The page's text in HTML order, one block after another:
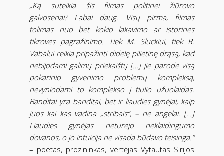
„Ką suteikia šis filmas politinei žiūrovo
galvosenai? Labai daug. Visų pirma, filmas
tolimas nuo bet kokio lakavimo ar istorinės
tikrovės pagražinimo. Tiek M. Sluckiui, tiek R.
Vabalui reikia pripažinti didelę pilietinę drąsą, kad
nebijodami galimų priekaištų […] jie parodė visą
pokarinio gyvenimo problemų kompleksą,
nevyniodami to komplekso į tiulio užuolaidas.
Banditai yra banditai, bet ir liaudies gynėjai, kaip
juos kai kas vadina „stribais“, – ne angelai. […]
Liaudies gynėjas neturėjo neklaidingumo
dovanos, o jo intuicija ne visada būdavo teisinga.“
– poetas, prozininkas, vertėjas Vytautas Sirijos